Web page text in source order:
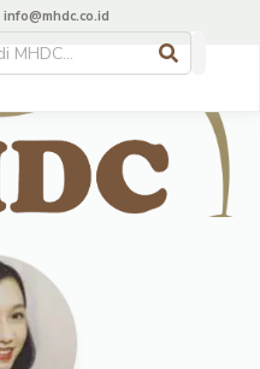
info@mhdc.co.id